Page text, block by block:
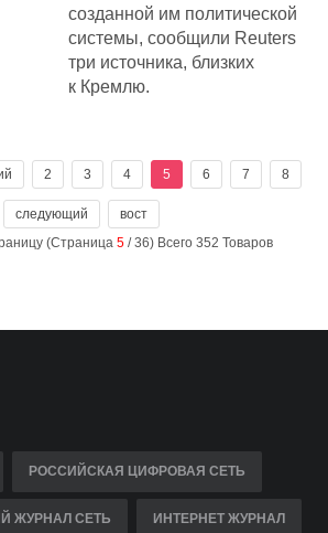
созданной им политической
системы, сообщили Reuters
три источника, близких
к Кремлю.
2 3 4 5 6 7 8
следующий
вост
(Страница 5 / 36) Всего 352 Товаров
РОССИЙСКАЯ ЦИФРОВАЯ СЕТЬ
ЖУРНАЛ СЕТЬ ИНТЕРНЕТ ЖУРНАЛ